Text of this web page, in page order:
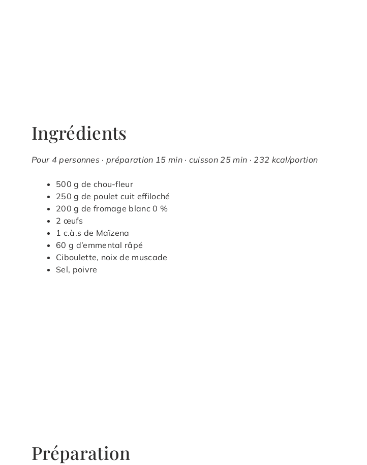
Ingrédients
Pour 4 personnes · préparation 15 min · cuisson 25 min · 232 kcal/portion
500 g de chou-fleur
250 g de poulet cuit effiloché
200 g de fromage blanc 0 %
2 œufs
1 c.à.s de Maïzena
60 g d’emmental râpé
Ciboulette, noix de muscade
Sel, poivre
Préparation